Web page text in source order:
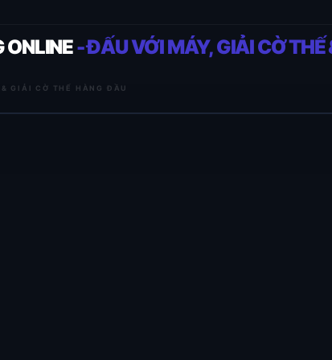
ONLINE- ĐẤU VỚI MÁY, GIẢI CỜ THẾ
GIẢI CỜ THẾ HÀNG ĐẦU